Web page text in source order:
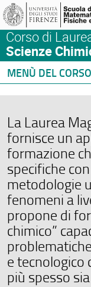
Corso di
Scienze
MENÙ DEL CORSO
Home
Didattica
Docenti
Orario e
La Laurea
fornisce un
formazione
specifiche
metodologie
fenomeni a
propone di
chimico”
e tecnologico
più spesso